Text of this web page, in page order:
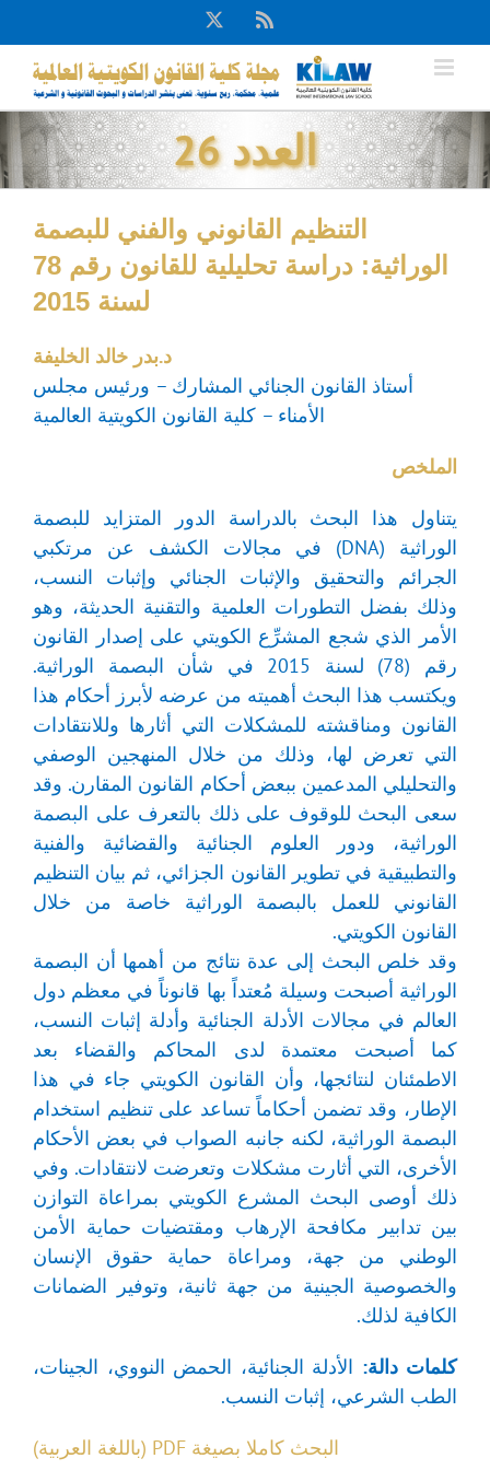
to
content
Rss
X
العدد 26
التنظيم القانوني والفني للبصمة
الوراثية: دراسة تحليلية للقانون رقم 78
لسنة 2015
د.بدر خالد الخليفة
أستاذ القانون الجنائي المشارك – ورئيس مجلس
الأمناء – كلية القانون الكويتية العالمية
الملخص
يتناول هذا البحث بالدراسة الدور المتزايد للبصمة
الوراثية (DNA) في مجالات الكشف عن مرتكبي
الجرائم والتحقيق والإثبات الجنائي وإثبات النسب،
وذلك بفضل التطورات العلمية والتقنية الحديثة، وهو
الأمر الذي شجع المشرِّع الكويتي على إصدار القانون
رقم (78) لسنة 2015 في شأن البصمة الوراثية.
ويكتسب هذا البحث أهميته من عرضه لأبرز أحكام هذا
القانون ومناقشته للمشكلات التي أثارها وللانتقادات
التي تعرض لها، وذلك من خلال المنهجين الوصفي
والتحليلي المدعمين ببعض أحكام القانون المقارن. وقد
سعى البحث للوقوف على ذلك بالتعرف على البصمة
الوراثية، ودور العلوم الجنائية والقضائية والفنية
والتطبيقية في تطوير القانون الجزائي، ثم بيان التنظيم
القانوني للعمل بالبصمة الوراثية خاصة من خلال
القانون الكويتي.
وقد خلص البحث إلى عدة نتائج من أهمها أن البصمة
الوراثية أصبحت وسيلة مُعتداً بها قانوناً في معظم دول
العالم في مجالات الأدلة الجنائية وأدلة إثبات النسب،
كما أصبحت معتمدة لدى المحاكم والقضاء بعد
الاطمئنان لنتائجها، وأن القانون الكويتي جاء في هذا
الإطار، وقد تضمن أحكاماً تساعد على تنظيم استخدام
البصمة الوراثية، لكنه جانبه الصواب في بعض الأحكام
الأخرى، التي أثارت مشكلات وتعرضت لانتقادات. وفي
ذلك أوصى البحث المشرع الكويتي بمراعاة التوازن
بين تدابير مكافحة الإرهاب ومقتضيات حماية الأمن
الوطني من جهة، ومراعاة حماية حقوق الإنسان
والخصوصية الجينية من جهة ثانية، وتوفير الضمانات
الكافية لذلك.
كلمات دالة: الأدلة الجنائية، الحمض النووي، الجينات،
الطب الشرعي، إثبات النسب.
البحث كاملا بصيغة PDF (باللغة العربية)